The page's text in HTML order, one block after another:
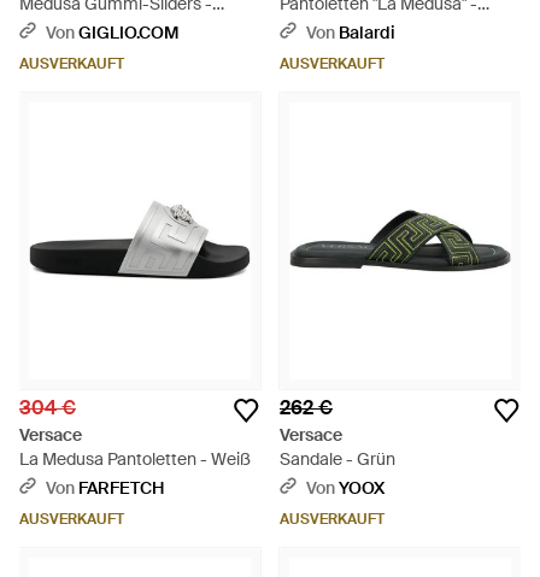
Schwarz
VonGIGLIO.COM
AUSVERKAUFT
Schwarz
Von Balardi
AUSVERKAUFT
304 €
Versace
La Medusa Pantoletten - Weiß
Von FARFETCH
AUSVERKAUFT
262 €
Versace
Sandale - Grün
VonYOOX
AUSVERKAUFT